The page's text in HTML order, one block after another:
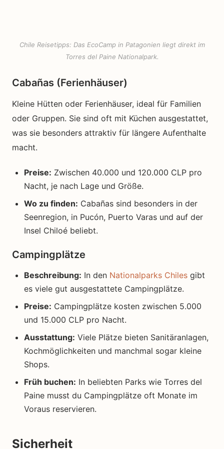
Chile Reisetipps: Das EcoCamp in Patagonien liegt direkt im
Torres del Paine Nationalpark.
Cabañas (Ferienhäuser)
Kleine Hütten oder Ferienhäuser, ideal für Familien
oder Gruppen. Sie sind oft mit Küchen ausgestattet,
was sie besonders attraktiv für längere Aufenthalte
macht.
Preise: Zwischen 40.000 und 120.000 CLP pro
Nacht, je nach Lage und Größe.
Wo zu finden: Cabañas sind besonders in der
Seenregion, in Pucón, Puerto Varas und auf der
Insel Chiloé beliebt.
Campingplätze
Beschreibung: In den Nationalparks Chiles gibt
es viele gut ausgestattete Campingplätze.
Preise: Campingplätze kosten zwischen 5.000
und 15.000 CLP pro Nacht.
Ausstattung: Viele Plätze bieten Sanitäranlagen,
Kochmöglichkeiten und manchmal sogar kleine
Shops.
Früh buchen: In beliebten Parks wie Torres del
Paine musst du Campingplätze oft Monate im
Voraus reservieren.
Sicherheit